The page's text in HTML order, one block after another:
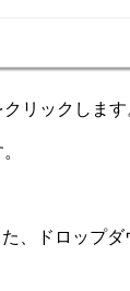
クリックします
、ドロップ